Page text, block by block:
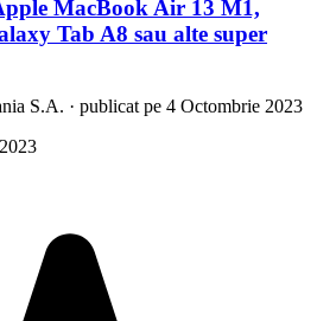
MacBook Air 13 M1,
Tab A8 sau alte super
S.A. · publicat pe 4 Octombrie 2023